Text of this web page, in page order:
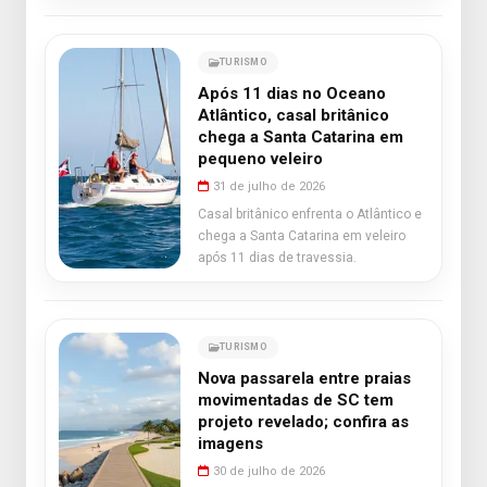
TURISMO
Após 11 dias no Oceano
Atlântico, casal britânico
chega a Santa Catarina em
pequeno veleiro
31 de julho de 2026
Casal britânico enfrenta o Atlântico e
chega a Santa Catarina em veleiro
após 11 dias de travessia.
TURISMO
Nova passarela entre praias
movimentadas de SC tem
projeto revelado; confira as
imagens
30 de julho de 2026